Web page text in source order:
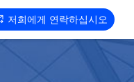
저희에게 연락하십시오